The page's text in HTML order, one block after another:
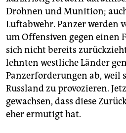
Drohnen und Munition;
Luftabwehr. Panzer werden
um Offensiven gegen einen
sich nicht bereits
lehnten westliche Länder
Panzerforderungen ab, weil
Russland zu provozieren.
gewachsen, dass diese
eher ermutigt hat.